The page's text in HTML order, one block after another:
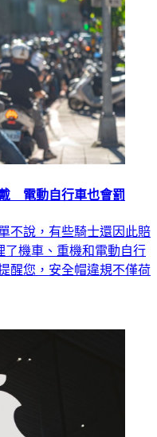
不說，有些騎士還因此賠
了機車、重機和電動自行
醒您，安全帽違規不僅荷